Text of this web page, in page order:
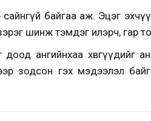
байгаа аж. Эцэг
шинж тэмдэг илэрч, гар
ангийнхаа хөвгүүдийг
зодсон гэх мэдээлэл